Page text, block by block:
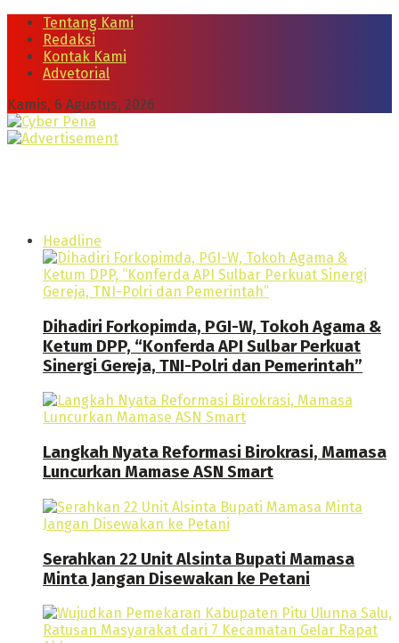
Tentang Kami
Redaksi
Kontak Kami
Advetorial
Kamis, 6 Agustus, 2026
Headline
Dihadiri Forkopimda, PGI-W, Tokoh Agama &
Ketum DPP, “Konferda API Sulbar Perkuat
Sinergi Gereja, TNI-Polri dan Pemerintah”
Langkah Nyata Reformasi Birokrasi, Mamasa
Luncurkan Mamase ASN Smart
Serahkan 22 Unit Alsinta Bupati Mamasa
Minta Jangan Disewakan ke Petani